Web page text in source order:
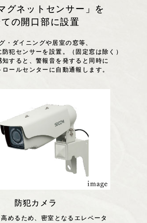
グネットセンサー」を
の開口部に設置
・ダイニングや居室の窓等、
犯センサーを設置。（固定窓は除く）
知すると、警報音を発すると同時に
ールセンターに自動通報します。
防犯カメラ
めるため、密室となるエレベータ